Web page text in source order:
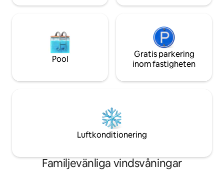
Pool
Gratis parkering
inom fastigheten
Luftkonditionering
Familjevänliga vindsvåningar